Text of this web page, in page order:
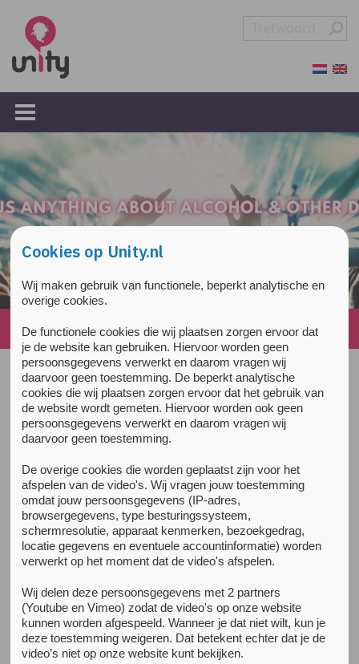
Home » News»Page 3
All news items
15 April 2016
Be Smart. Be Safe. Ignore
Streetdealers
Cookies op Unity.nl
Wij maken gebruik van functionele, beperkt analytische en
overige cookies.
De functionele cookies die wij plaatsen zorgen ervoor dat
je de website kan gebruiken. Hiervoor worden geen
persoonsgegevens verwerkt en daarom vragen wij
daarvoor geen toestemming. De beperkt analytische
cookies die wij plaatsen zorgen ervoor dat het gebruik van
de website wordt gemeten. Hiervoor worden ook geen
persoonsgegevens verwerkt en daarom vragen wij
daarvoor geen toestemming.
De overige cookies die worden geplaatst zijn voor het
afspelen van de video's. Wij vragen jouw toestemming
omdat jouw persoonsgegevens (IP-adres,
browsergegevens, type besturingssysteem,
schermresolutie, apparaat kenmerken, bezoekgedrag,
locatie gegevens en eventuele accountinformatie) worden
verwerkt op het moment dat de video's afspelen.
Wij delen deze persoonsgegevens met 2 partners
(Youtube en Vimeo) zodat de video's op onze website
kunnen worden afgespeeld. Wanneer je dat niet wilt, kun je
deze toestemming weigeren. Dat betekent echter dat je de
video’s niet op onze website kunt bekijken.